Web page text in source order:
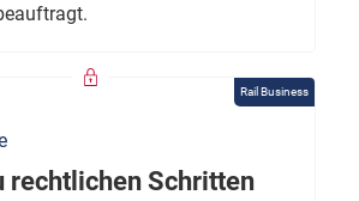
Rail Business
rechtlichen Schritten